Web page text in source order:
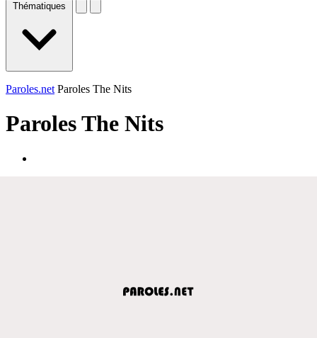
Thématiques
Paroles.net Paroles The Nits
ParolesThe Nits